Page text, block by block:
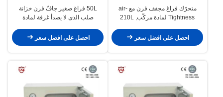
متحرّك فراغ مجفف فرن مع air-
Tightness لمادة مركّب, 210L
احصل على افضل سعر
50L فراغ صغير جافّ فرن خزانة
صلب الذى لا يصدأ غرفة لمادة
احصل على افضل سعر